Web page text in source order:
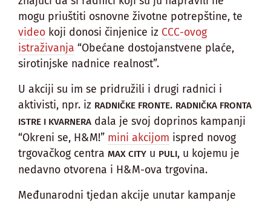
mogu priuštiti osnovne životne potrepštine, te
video koji donosi činjenice iz CCC-ovog
istraživanja “Obećane dostojanstvene plaće,
sirotinjske nadnice realnost”.
U akciji su im se pridružili i drugi radnici i
aktivisti, npr. iz RADNIČKE FRONTE. RADNIČKA FRONTA
ISTRE I KVARNERA dala je svoj doprinos kampanji
“Okreni se, H&M!” mini akcijom ispred novog
trgovačkog centra MAX CITY u PULI, u kojemu je
nedavno otvorena i H&M-ova trgovina.
Međunarodni tjedan akcije unutar kampanje